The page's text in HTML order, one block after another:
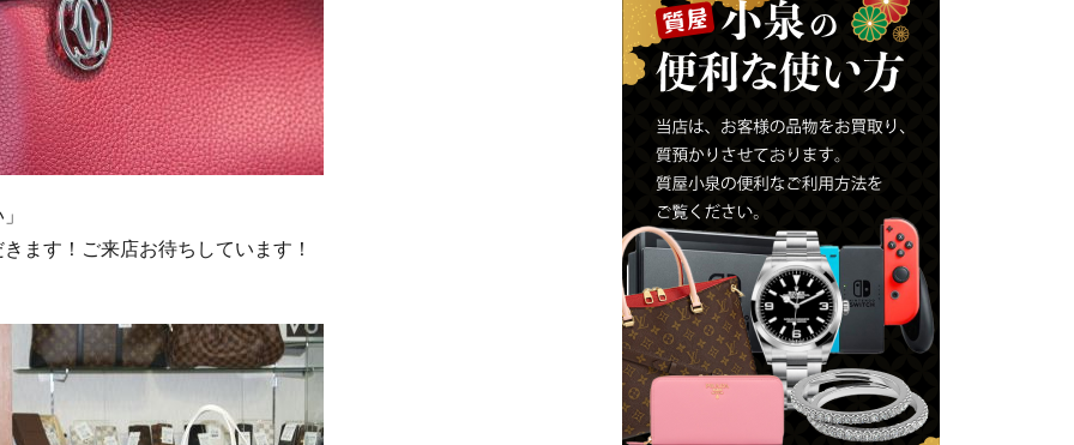
ます！ご来店お待ちしています！